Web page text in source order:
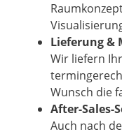
Lieferung &
Wir liefern
Wunsch die
After-Sales-
Auch nach